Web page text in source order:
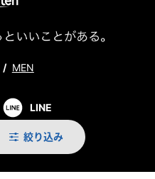
絞り込み
/ MEN
LINE